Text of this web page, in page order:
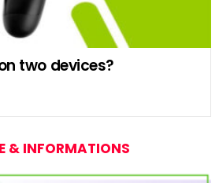
two devices?
& INFORMATIONS